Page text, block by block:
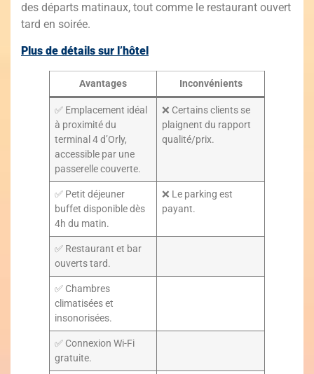
des départs matinaux, tout comme le restaurant ouvert
tard en soirée.
Plus de détails sur l’hôtel
Avantages Inconvénients
✅ Emplacement idéal
à proximité du
terminal 4 d’Orly,
accessible par une
passerelle couverte.
❌ Certains clients se
plaignent du rapport
qualité/prix.
✅ Petit déjeuner
buffet disponible dès
4h du matin.
❌ Le parking est
payant.
✅ Restaurant et bar
ouverts tard.
✅ Chambres
climatisées et
insonorisées.
✅ Connexion Wi-Fi
gratuite.